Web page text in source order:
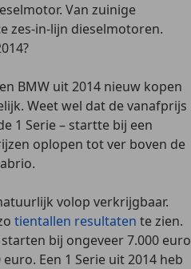
Van zuinige
zes-in-lijn dieselmotoren.
BMW uit 2014 nieuw kopen
. Weet wel dat de vanafprijs
1 Serie – startte bij een
oplopen tot ver boven de
volop verkrijgbaar.
tientallen resultaten te zien.
starten bij ongeveer 7.000 euro
Een 1 Serie uit 2014 heb